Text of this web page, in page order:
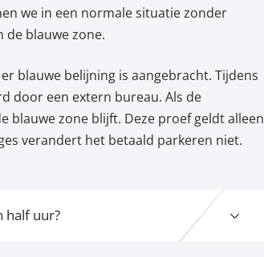
we in een normale situatie zonder
de blauwe zone.
blauwe belijning is aangebracht. Tijdens
door een extern bureau. Als de
blauwe zone blijft. Deze proef geldt alleen
verandert het betaald parkeren niet.
half uur?